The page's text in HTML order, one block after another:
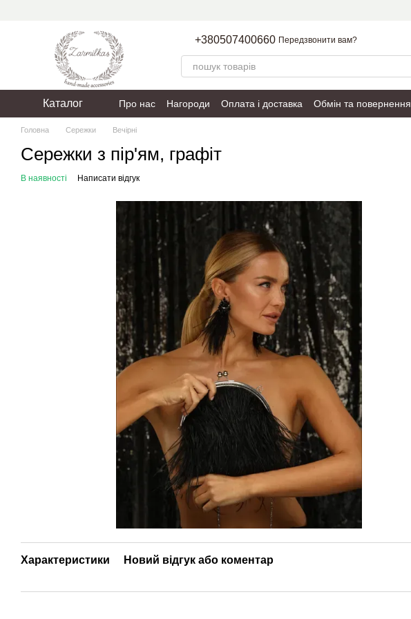
+380507400660 Передзвонити вам?
Каталог Про нас Нагороди Оплата і доставка Обмін та повернення
Пакування
Політика конфіденційності Публічний договір
Головна Сережки Вечірні
Сережки з пір'ям, графіт
В наявності Написати відгук
Характеристики Новий відгук або коментар